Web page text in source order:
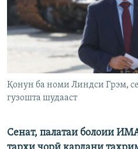
Қонун ба номи Линдси Грэм,
гузошта шудааст
Сенат, палатаи болоии